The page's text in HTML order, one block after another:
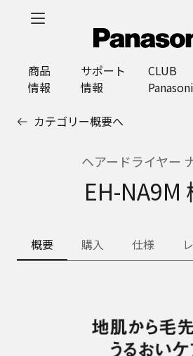
商品
情報
サポート
情報
CLUB
カテゴリー概要へ
ヘアードライヤー
EH-NA9M
概要 購入 仕様